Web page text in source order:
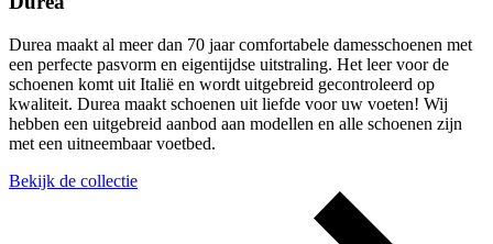
Durea maakt al meer dan 70 jaar comfortabele damesschoenen met
een perfecte pasvorm en eigentijdse uitstraling. Het leer voor de
schoenen komt uit Italië en wordt uitgebreid gecontroleerd op
kwaliteit. Durea maakt schoenen uit liefde voor uw voeten! Wij
hebben een uitgebreid aanbod aan modellen en alle schoenen zijn
met een uitneembaar voetbed.
Bekijk de collectie